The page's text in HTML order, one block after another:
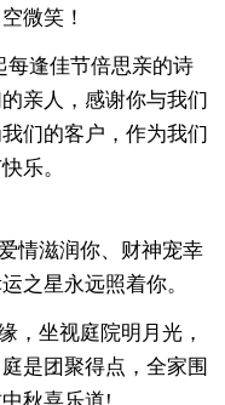
微笑！
每逢佳节倍思亲的诗
亲人，感谢你与我们
们的客户，作为我们
乐。
情滋润你、财神宠幸
之星永远照着你。
，坐视庭院明月光，
是团聚得点，全家围